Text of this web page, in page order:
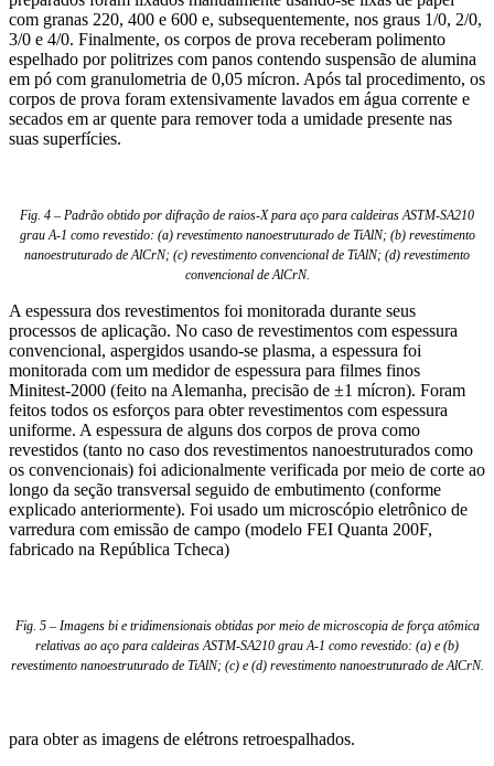
com granas 220, 400 e 600 e, subsequentemente, nos graus 1/0, 2/0,
3/0 e 4/0. Finalmente, os corpos de prova receberam polimento
espelhado por politrizes com panos contendo suspensão de alumina
em pó com granulometria de 0,05 mícron. Após tal procedimento, os
corpos de prova foram extensivamente lavados em água corrente e
secados em ar quente para remover toda a umidade presente nas
suas superfícies.
Fig. 4 – Padrão obtido por difração de raios-X para aço para caldeiras ASTM-SA210
grau A-1 como revestido: (a) revestimento nanoestruturado de TiAlN; (b) revestimento
nanoestruturado de AlCrN; (c) revestimento convencional de TiAlN; (d) revestimento
convencional de AlCrN.
A espessura dos revestimentos foi monitorada durante seus
processos de aplicação. No caso de revestimentos com espessura
convencional, aspergidos usando-se plasma, a espessura foi
monitorada com um medidor de espessura para filmes finos
Minitest-2000 (feito na Alemanha, precisão de ±1 mícron). Foram
feitos todos os esforços para obter revestimentos com espessura
uniforme. A espessura de alguns dos corpos de prova como
revestidos (tanto no caso dos revestimentos nanoestruturados como
os convencionais) foi adicionalmente verificada por meio de corte ao
longo da seção transversal seguido de embutimento (conforme
explicado anteriormente). Foi usado um microscópio eletrônico de
varredura com emissão de campo (modelo FEI Quanta 200F,
fabricado na República Tcheca)
Fig. 5 – Imagens bi e tridimensionais obtidas por meio de microscopia de força atômica
relativas ao aço para caldeiras ASTM-SA210 grau A-1 como revestido: (a) e (b)
revestimento nanoestruturado de TiAlN; (c) e (d) revestimento nanoestruturado de AlCrN.
para obter as imagens de elétrons retroespalhados.